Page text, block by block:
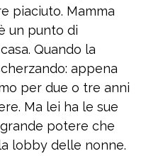
piaciuto. Mamma
un punto di
Quando la
appena
per due o tre anni
Ma lei ha le sue
potere che
lobby delle nonne.